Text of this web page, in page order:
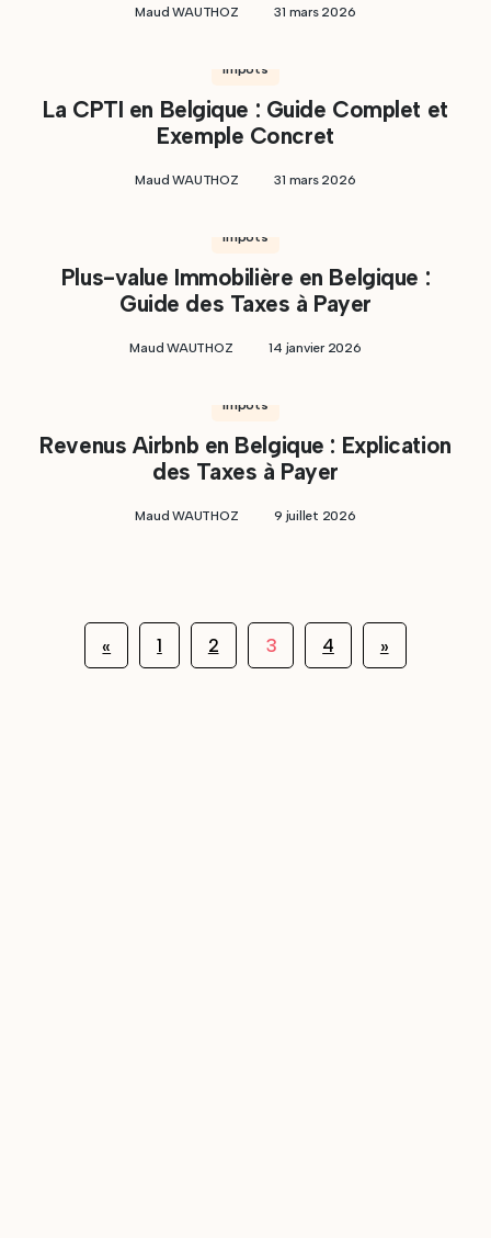
Maud WAUTHOZ 31 mars 2026
Impôts
La CPTI en Belgique : Guide Complet et
Exemple Concret
Maud WAUTHOZ 31 mars 2026
Impôts
Plus-value Immobilière en Belgique :
Guide des Taxes à Payer
Maud WAUTHOZ 14 janvier 2026
Impôts
Revenus Airbnb en Belgique : Explication
des Taxes à Payer
Maud WAUTHOZ 9 juillet 2026
« 1 2 3 4 »